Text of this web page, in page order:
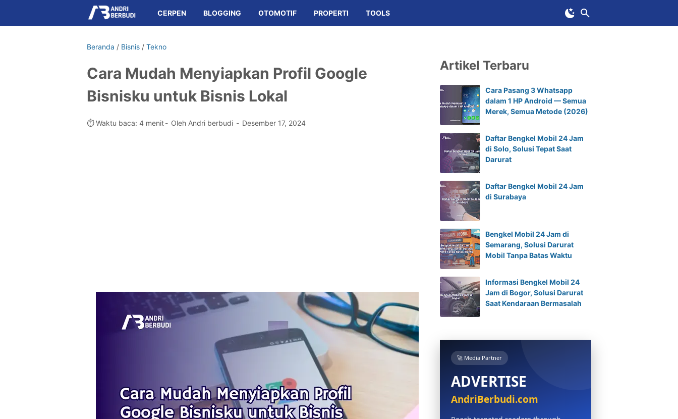
CERPEN BLOGGING OTOMOTIF PROPERTI TOOLS
Beranda / Bisnis / Tekno
Cara Mudah Menyiapkan Profil Google
Bisnisku untuk Bisnis Lokal
⏱️ Waktu baca: 4 menit Oleh Andri berbudi Desember 17, 2024
Artikel Terbaru
Cara Pasang 3 Whatsapp
dalam 1 HP Android — Semua
Merek, Semua Metode (2026)
Daftar Bengkel Mobil 24 Jam
di Solo, Solusi Tepat Saat
Darurat
Daftar Bengkel Mobil 24 Jam
di Surabaya
Bengkel Mobil 24 Jam di
Semarang, Solusi Darurat
Mobil Tanpa Batas Waktu
Informasi Bengkel Mobil 24
Jam di Bogor, Solusi Darurat
Saat Kendaraan Bermasalah
🚀 Media Partner
ADVERTISE
AndriBerbudi.com